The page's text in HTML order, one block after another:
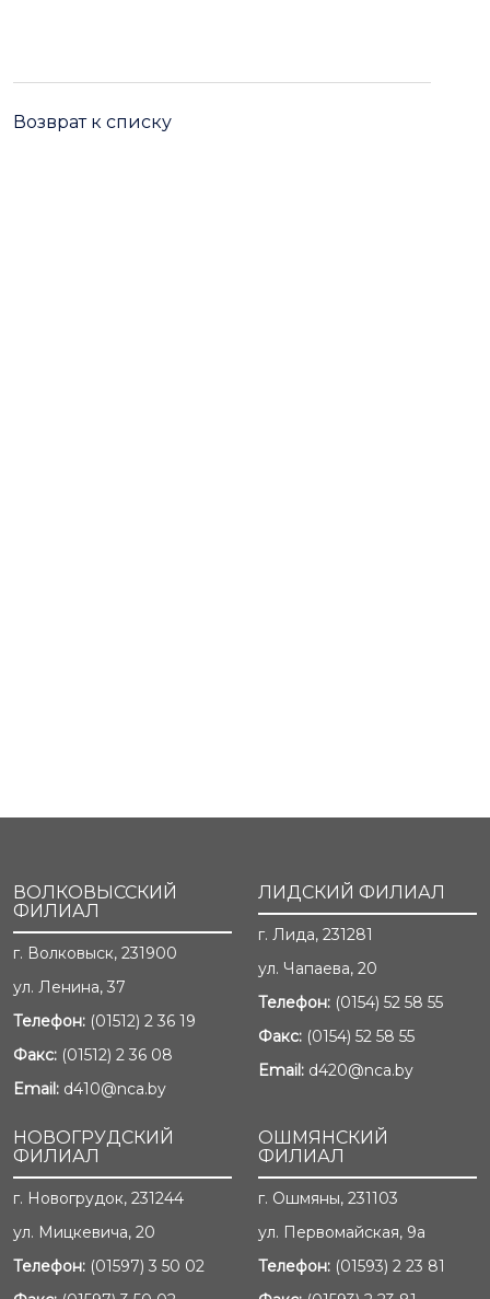
Возврат к списку
ВОЛКОВЫССКИЙ
ФИЛИАЛ
г. Волковыск, 231900
ул. Ленина, 37
Телефон: (01512) 2 36 19
Факс: (01512) 2 36 08
Email: d410@nca.by
ЛИДСКИЙ ФИЛИАЛ
г. Лида, 231281
ул. Чапаева, 20
Телефон: (0154) 52 58 55
Факс: (0154) 52 58 55
Email: d420@nca.by
НОВОГРУДСКИЙ
ФИЛИАЛ
г. Новогрудок, 231244
ул. Мицкевича, 20
Телефон: (01597) 3 50 02
ОШМЯНСКИЙ
ФИЛИАЛ
г. Ошмяны, 231103
ул. Первомайская, 9а
Телефон: (01593) 2 23 81